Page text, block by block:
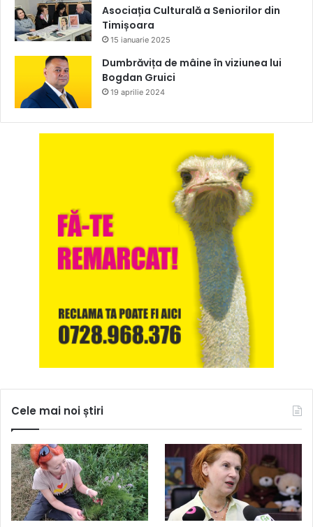
Asociația Culturală a Seniorilor din
Timișoara
15 ianuarie 2025
Dumbrăvița de mâine în viziunea lui
Bogdan Gruici
19 aprilie 2024
Cele mai noi știri